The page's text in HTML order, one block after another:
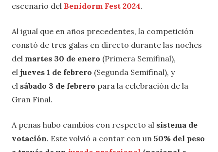
escenario del Benidorm Fest 2024.
Al igual que en años precedentes, la competición
constó de tres galas en directo durante las noches
del martes 30 de enero (Primera Semifinal),
el jueves 1 de febrero (Segunda Semifinal), y
el sábado 3 de febrero para la celebración de la
Gran Final.
A penas hubo cambios con respecto al sistema de
votación. Este volvió a contar con un 50% del peso